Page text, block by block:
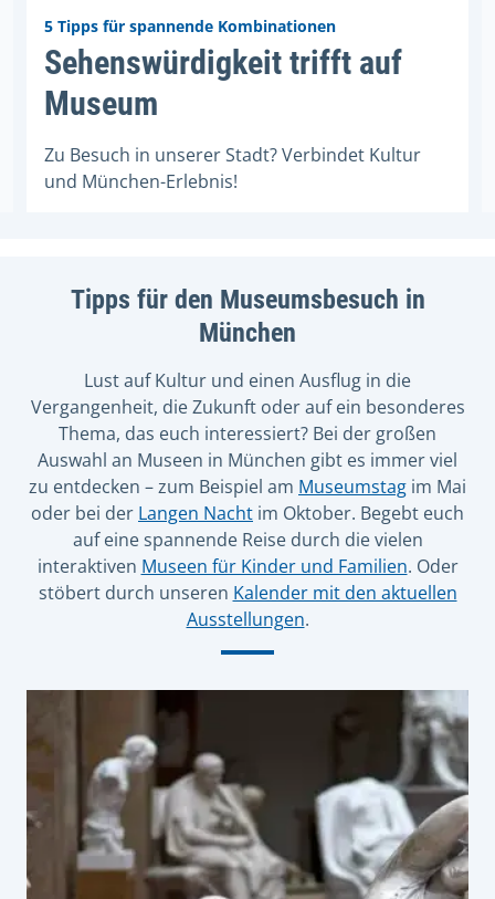
5 Tipps für spannende Kombinationen
Sehenswürdigkeit trifft auf
Sehenswürdigkeit trifft auf
Museum
Zu Besuch in unserer Stadt? Verbindet Kultur
und München-Erlebnis!
Tipps für den Museumsbesuch in
München
Lust auf Kultur und einen Ausflug in die
Vergangenheit, die Zukunft oder auf ein besonderes
Thema, das euch interessiert? Bei der großen
Auswahl an Museen in München gibt es immer viel
zu entdecken – zum Beispiel am Museumstag im Mai
oder bei der Langen Nacht im Oktober. Begebt euch
auf eine spannende Reise durch die vielen
interaktiven Museen für Kinder und Familien. Oder
stöbert durch unseren Kalender mit den aktuellen
Ausstellungen.